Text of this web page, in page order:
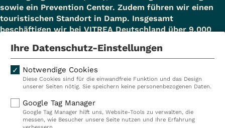
sowie ein Prevention Center. Zudem führen wir einen
touristischen Standort in Damp. Insgesamt
beschäftigen wir bei VITREA Deutschland über 9.000
Kliniken
Ambulant
Reha
Prävention
Karriere
Ihre Datenschutz-Einstellungen
Notwendige Cookies
Diese Cookies sind für die einwandfreie Funktion und das Design
unserer Seiten nötig. Sie speichern keine personenbezogenen Daten.
Google Tag Manager
Google Tag Manager hilft uns, Website-Tools zu verwalten, die
messen, wie Besucher unsere Seite nutzen und Ihre Erfahrung